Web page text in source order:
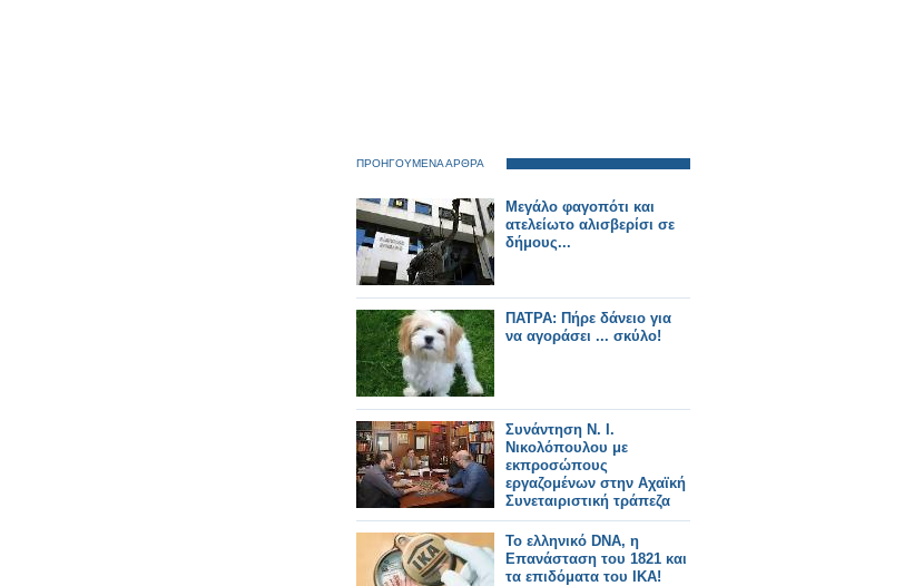
ΠΡΟΗΓΟΥΜΕΝΑ ΑΡΘΡΑ
Μεγάλο φαγοπότι και
ατελείωτο αλισβερίσι σε
δήμους...
ΠΑΤΡΑ: Πήρε δάνειο για
να αγοράσει ... σκύλο!
Συνάντηση Ν. Ι.
Νικολόπουλου με
εκπροσώπους
εργαζομένων στην Αχαϊκή
Συνεταιριστική τράπεζα
Το ελληνικό DNA, η
Επανάσταση του 1821 και
τα επιδόματα του ΙΚΑ!